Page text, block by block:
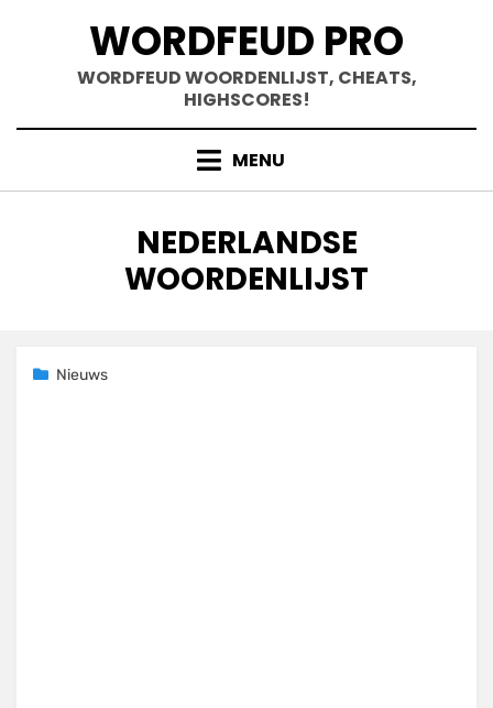
WORDFEUD PRO
WORDFEUD WOORDENLIJST, CHEATS,
HIGHSCORES!
MENU
TAG
:
NEDERLANDSE
WOORDENLIJST
Geplaatst
15 maart 2021
Nieuws